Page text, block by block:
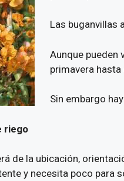
Las buganvillas
Aunque pueden
primavera hasta
Sin embargo
riego
de la ubicación,
y necesita poco para